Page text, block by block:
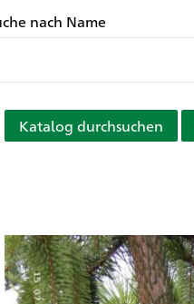
nach Name
Katalog durchsuchen